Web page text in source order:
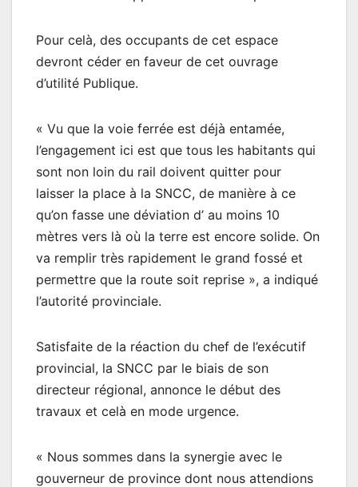
Pour celà, des occupants de cet espace
devront céder en faveur de cet ouvrage
d’utilité Publique.
« Vu que la voie ferrée est déjà entamée,
l’engagement ici est que tous les habitants qui
sont non loin du rail doivent quitter pour
laisser la place à la SNCC, de manière à ce
qu’on fasse une déviation d’ au moins 10
mètres vers là où la terre est encore solide. On
va remplir très rapidement le grand fossé et
permettre que la route soit reprise », a indiqué
l’autorité provinciale.
Satisfaite de la réaction du chef de l’exécutif
provincial, la SNCC par le biais de son
directeur régional, annonce le début des
travaux et celà en mode urgence.
« Nous sommes dans la synergie avec le
gouverneur de province dont nous attendions